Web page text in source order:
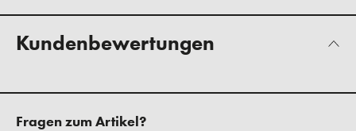
Kundenbewertungen
Fragen zum Artikel?